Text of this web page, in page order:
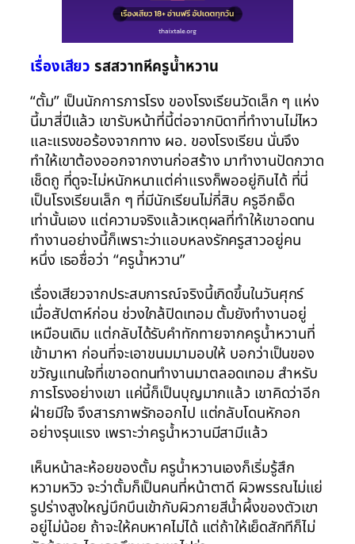
เรื่องเสียว รสสวาทหีครูน้ำหวาน
“ตั้ม” เป็นนักการภารโรง ของโรงเรียนวัดเล็ก ๆ แห่ง
นี้มาสี่ปีแล้ว เขารับหน้าที่นี้ต่อจากบิดาที่ทำงานไม่ไหว
และแรงขอร้องจากทาง ผอ. ของโรงเรียน นั่นจึง
ทำให้เขาต้องออกจากงานก่อสร้าง มาทำงานปัดกวาด
เช็ดถู ที่ดูจะไม่หนักหนาแต่ค่าแรงก็พออยู่กินได้ ที่นี่
เป็นโรงเรียนเล็ก ๆ ที่มีนักเรียนไม่กี่สิบ ครูอีกเจ็ด
เท่านั้นเอง แต่ความจริงแล้วเหตุผลที่ทำให้เขาอดทน
ทำงานอย่างนี้ก็เพราะว่าแอบหลงรักครูสาวอยู่คน
หนึ่ง เธอชื่อว่า “ครูน้ำหวาน”
เรื่องเสียวจากประสบการณ์จริงนี้เกิดขึ้นในวันศุกร์
เมื่อสัปดาห์ก่อน ช่วงใกล้ปิดเทอม ตั้มยังทำงานอยู่
เหมือนเดิม แต่กลับได้รับคำทักทายจากครูน้ำหวานที่
เข้ามาหา ก่อนที่จะเอาขนมมามอบให้ บอกว่าเป็นของ
ขวัญแทนใจที่เขาอดทนทำงานมาตลอดเทอม สำหรับ
ภารโรงอย่างเขา แค่นี้ก็เป็นบุญมากแล้ว เขาคิดว่าอีก
ฝ่ายมีใจ จึงสารภาพรักออกไป แต่กลับโดนหักอก
อย่างรุนแรง เพราะว่าครูน้ำหวานมีสามีแล้ว
เห็นหน้าละห้อยของตั้ม ครูน้ำหวานเองก็เริ่มรู้สึก
หวามหวิว จะว่าตั้มก็เป็นคนที่หน้าตาดี ผิวพรรณไม่แย่
รูปร่างสูงใหญ่บึกบึนเข้ากับผิวกายสีน้ำผึ้งของตัวเขา
อยู่ไม่น้อย ถ้าจะให้คบหาคไม่ได้ แต่ถ้าให้เย็ดสักทีก็ไม่